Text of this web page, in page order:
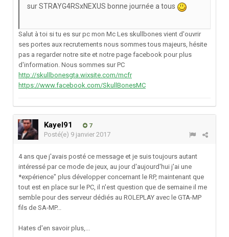
sur STRAYG4RSxNEXUS bonne journée a tous
Salut à toi si tu es sur pc mon Mc Les skullbones vient d'ouvrir
ses portes aux recrutements nous sommes tous majeurs, hésite
pas a regarder notre site et notre page facebook pour plus
d'information. Nous sommes sur PC
http://skullbonesgta.wixsite.com/mcfr
https://www.facebook.com/SkullBonesMC
Kayel91 7
Posté(e) 9 janvier 2017
4 ans que j'avais posté ce message et je suis toujours autant
intéressé par ce mode de jeux, au jour d'aujourd'hui j'ai une
*expérience" plus développer concernant le RP, maintenant que
tout est en place sur le PC, il n'est question que de semaine il me
semble pour des serveur dédiés au ROLEPLAY avec le GTA-MP
fils de SA-MP...
Hates d'en savoir plus,...